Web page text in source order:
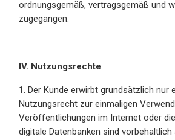
ordnungsgemäß, vertragsgemäß und
zugegangen.
IV. Nutzungsrechte
1. Der Kunde erwirbt grundsätzlich nur
Nutzungsrecht zur einmaligen
Veröffentlichungen im Internet oder
digitale Datenbanken sind